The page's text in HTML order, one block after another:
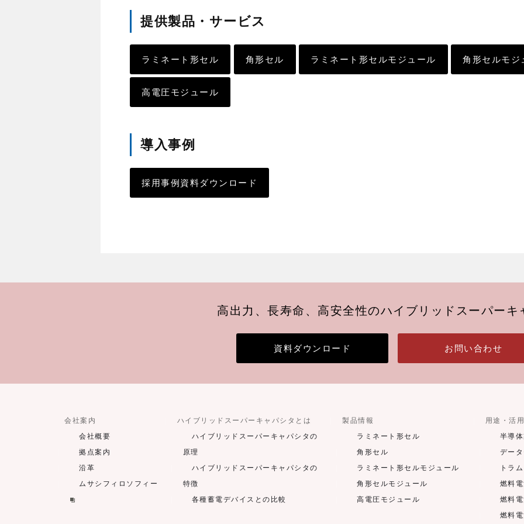
提供製品・サービス
ラミネート形セル 角形セル ラミネート形セルモジュール 角形セルモジ
高電圧モジュール
導入事例
採用事例資料ダウンロード
高出力、長寿命、高安全性のハイブリッドスーパーキ
資料ダウンロード お問い合わせ
会社案内
会社概要
拠点案内
沿革
ムサシフィロソフィー
ハイブリッドスーパーキャパシタとは
ハイブリッドスーパーキャパシタの
原理
ハイブリッドスーパーキャパシタの
特徴
各種蓄電デバイスとの比較
製品情報
ラミネート形セル
角形セル
ラミネート形セルモジュール
角形セルモジュール
高電圧モジュール
用途・活
半導
デー
トラ
燃料
燃料
燃料